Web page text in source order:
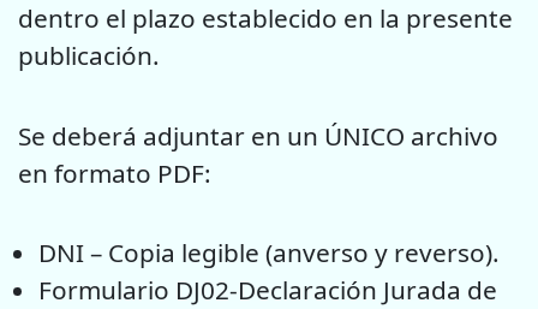
dentro el plazo establecido en la presente
publicación.
Se deberá adjuntar en un ÚNICO archivo
en formato PDF:
DNI – Copia legible (anverso y reverso).
Formulario DJ02-Declaración Jurada de